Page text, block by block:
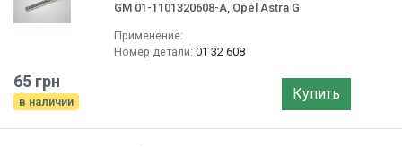
GM 01-1101320608-A, Opel Astra G
Применение:
Номер детали: 01 32 608
65 грн
в наличии Купить